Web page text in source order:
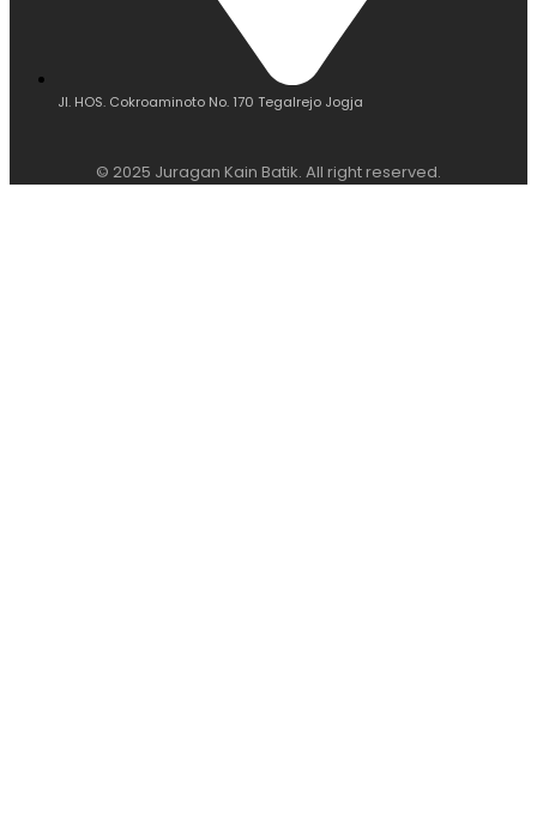
Jl. HOS. Cokroaminoto No. 170 Tegalrejo Jogja
© 2025 Juragan Kain Batik. All right reserved.